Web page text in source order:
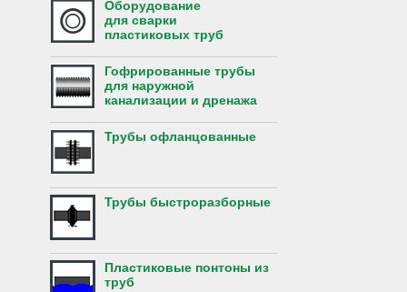
Оборудование
для сварки
пластиковых труб
Гофрированные трубы
для наружной
канализации и дренажа
Трубы офланцованные
Трубы быстроразборные
Пластиковые понтоны из
труб